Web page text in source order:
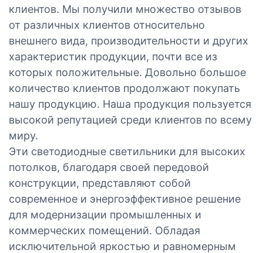
клиентов. Мы получили множество отзывов
от различных клиентов относительно
внешнего вида, производительности и других
характеристик продукции, почти все из
которых положительные. Довольно большое
количество клиентов продолжают покупать
нашу продукцию. Наша продукция пользуется
высокой репутацией среди клиентов по всему
миру.
Эти светодиодные светильники для высоких
потолков, благодаря своей передовой
конструкции, представляют собой
современное и энергоэффективное решение
для модернизации промышленных и
коммерческих помещений. Обладая
исключительной яркостью и равномерным